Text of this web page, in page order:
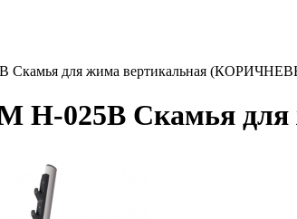
Скамья для жима вертикальная
H-025B Скамья